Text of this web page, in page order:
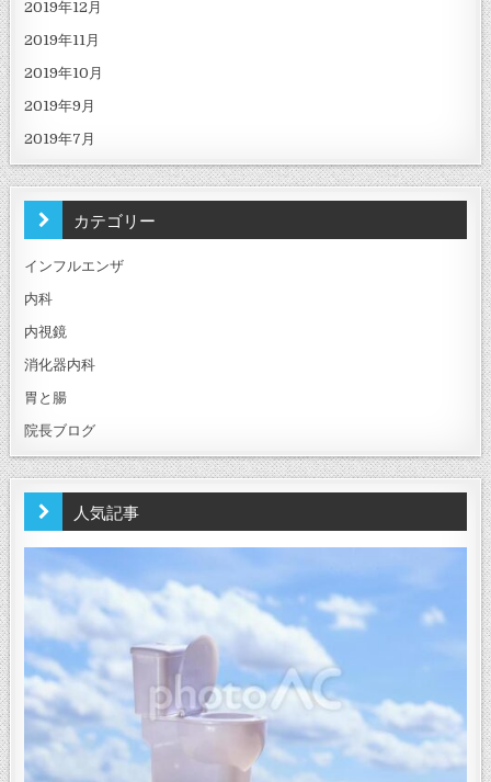
2019年12月
2019年11月
2019年10月
2019年9月
2019年7月
カテゴリー
インフルエンザ
内科
内視鏡
消化器内科
胃と腸
院長ブログ
人気記事